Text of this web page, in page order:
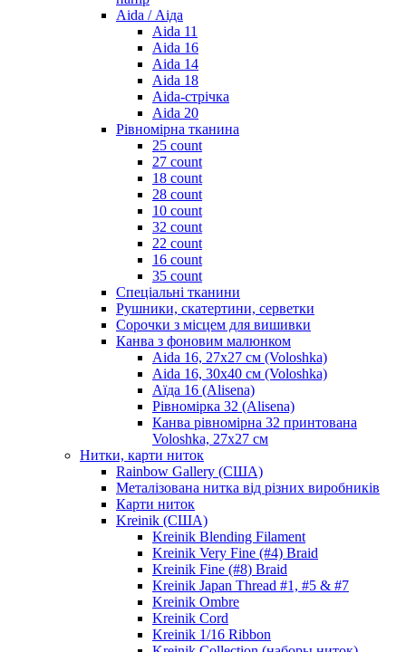
Aida / Аіда
Aida 11
Aida 16
Aida 14
Aida 18
Aida-стрічка
Aida 20
Рівномірна тканина
25 count
27 count
18 count
28 count
10 count
32 count
22 count
16 count
35 count
Спеціальні тканини
Рушники, скатертини, серветки
Сорочки з місцем для вишивки
Канва з фоновим малюнком
Aida 16, 27х27 см (Voloshka)
Aida 16, 30х40 см (Voloshka)
Аїда 16 (Alisena)
Рівномірка 32 (Alisena)
Канва рівномірна 32 принтована
Voloshka, 27х27 см
Нитки, карти ниток
Rainbow Gallery (США)
Металізована нитка від різних виробників
Карти ниток
Kreinik (США)
Kreinik Blending Filament
Kreinik Very Fine (#4) Braid
Kreinik Fine (#8) Braid
Kreinik Japan Thread #1, #5 & #7
Kreinik Ombre
Kreinik Cord
Kreinik 1/16 Ribbon